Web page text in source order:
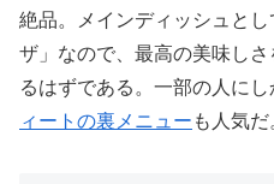
絶品。メインディッシュと
ザ」なので、最高の美味し
るはずである。一部の人に
ィートの裏メニュー も人気だ